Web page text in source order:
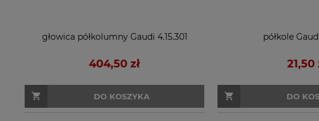
głowica półkolumny Gaudi 4.15.301
404,50 zł
DO KOSZYKA
półkole
21,50
DO